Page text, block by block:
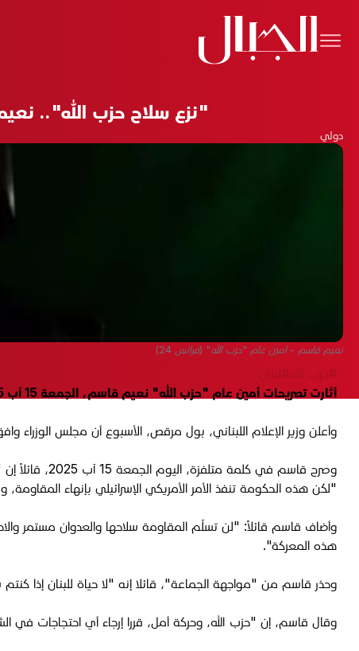
"نزع سلاح حزب الله"..
دولي
نعيم قاسم - أمين عام "حزب الله" (فرانس 24)
#حزب الله#لبنان
أثارت تصريحات أمين عام "حزب الله" نعيم قاسم، الجمعة 15 آب 2025، بشأن تجريد حزبه من السلاح، جدلاً واسعاً في لبنان.
وأعلن وزير الإعلام اللبناني، بول مرقص، الأسبوع أن مجلس الوزراء
وصرح قاسم
"لكن هذه الحكومة تنفذ الأمر الأمريكي الإسرائيلي بإنهاء
وأضاف قاسم قائلاً: "لن تسلّم المقاومة سلاحها والعدوان مستمر
هذه المعركة".
وحذر قاسم من "مواجهة الجماعة"، قائلا إنه "لا حياة للبنان إذا
وقال قاسم، إن "حزب الله، وحركة أمل، قررا إرجاء أي احتجاجات في